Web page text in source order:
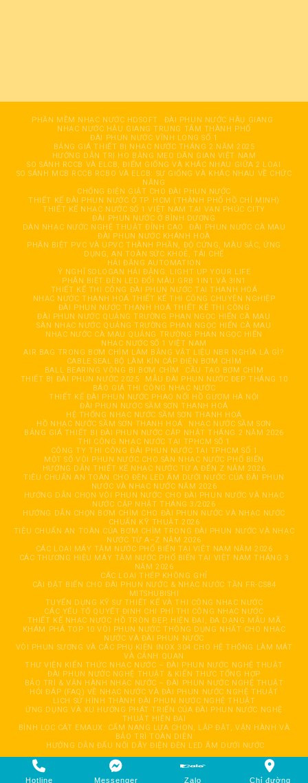
Hotline Messenger Zalo Chỉ đường
PHẦN MỀM NHẠC NƯỚC HDSOFT
ĐÀI PHUN NƯỚC HÂỤ GIANG
NHẠC NƯỚC HẬU GIANG TRUNG TÂM THÀNH PHỐ
ĐÀI PHUN NƯỚC VĨNH LONG SỐ 1
BẢNG GIÁ THIẾT BỊ NHẠC NƯỚC THÁNG 2 NĂM 2025
HƯỚNG DẪN TRỊ HO BẰNG MẸO DÂN GIAN VIỆT NAM
SO SÁNH RCCB VÀ ELCB, ĐIỂM GIỐNG VÀ KHÁC NHAU GIỮA 2 LOẠI
SO SÁNH MCB RCCB RCBO VÀ ELCB: SỰ GIỐNG VÀ KHÁC NHAU VỀ CHỨC
NĂNG
CHỐNG ĐIỆN GIẬT CHO ĐÀI PHUN NƯỚC
THIẾT KẾ ĐÀI PHUN NƯỚC Ở TP. HCM (THÀNH PHỐ HỒ CHÍ MINH)
THIẾT KẾ NHẠC NƯỚC SỐ 1 VIỆT NAM TẠI VẠN PHÚC CITY
ĐÀI PHUN NƯỚC Ở BÌNH DƯƠNG
DÀN NHẠC NƯỚC NGHỆ THUẬT ĐỈNH CAO
ĐÀI PHUN NƯỚC CÀ MAU
ĐÀI PHUN NƯỚC KHÁNH HOÀ
PHÂN BIỆT PVC VÀ UPVC THÀNH PHẦN, ĐỘ CỨNG, MÀU SẮC, ỨNG
DỤNG, AN TOÀN SỨC KHOẺ, TÁI CHẾ
HẢI ĐĂNG AUTOMATION
Ý NGHĨ SOLOGAN HẢI ĐĂNG: LIGHT UP YOUR LIFE
PHÂN BIỆT ĐÈN LED ĐỔI MÀU GRB 1IN1 VÀ 3IN1
THIẾT KẾ THI CÔNG ĐÀI PHUN NƯỚC TẠI THANH HOÁ
NHẠC NƯỚC THANH HOÁ THIẾT KẾ THI CÔNG CHUYÊN NGHIỆP
ĐÀI PHUN NƯỚC THANH HOÁ THIẾT KẾ THI CÔNG
ĐÀI PHUN NƯỚC QUẢNG TRƯỜNG PHAN NGỌC HIỂN CÀ MAU
SÀN NHẠC NƯỚC QUẢNG TRƯỜNG PHAN NGỌC HIỂN CÀ MAU
NHẠC NƯỚC CÀ MAU QUẢNG TRƯỜNG PHAN NGỌC HIỂN
NHẠC NƯỚC SỐ 1 VIỆT NAM
AIR BAG TRONG BƠM CHÌM LÀM BẰNG VẬT LIỆU NBR NGHĨA LÀ GÌ?
CABLE SEAL BỘ LÀM KÍN CÁP ĐIỆN BƠM CHÌM
BALL BEARING VÒNG BI BƠM CHÌM
CẦU TẠO BƠM CHÌM
THIẾT BỊ ĐÀI PHUN NƯỚC 2025
MẪU ĐÀI PHUN NƯỚC ĐẸP THÁNG 10
BÁO GIÁ THI CÔNG NHẠC NƯỚC
THIẾT KẾ ĐÀI PHUN NƯỚC PHAO NỔI HỒ GƯƠM HÀ NỘI
ĐÀI PHUN NƯỚC SẦM SƠN THANH HOÁ
HỆ THỐNG NHẠC NƯỚC SẦM SƠN THANH HOÁ
HỒ NHẠC NƯỚC SẦM SƠN THANH HOÁ
NHẠC NƯỚC SẦM SƠN
BẢNG GIÁ THIẾT BỊ ĐÀI PHUN NƯỚC CẬP NHẬT THÁNG 2 NĂM 2026
THI CÔNG NHẠC NƯỚC TẠI TPHCM SỐ 1
CÔNG TY THI CÔNG ĐÀI PHUN NƯỚC TẠI TPHCM SỐ 1
MỘT SỐ VÒI PHUN NƯỚC CHO SÀN NHẠC NƯỚC PHỔ BIẾN
HƯỚNG DẪN THIẾT KẾ NHẠC NƯỚC TỪ A ĐẾN Z NĂM 2026
TIÊU CHUẨN AN TOÀN CHO ĐÈN LED ÂM DƯỚI NƯỚC CỦA ĐÀI PHUN
NƯỚC VÀ NHẠC NƯỚC NĂM 2026
HƯỚNG DẪN CHỌN VÒI PHUN NƯỚC CHO ĐÀI PHUN NƯỚC VÀ NHẠC
NƯỚC CẬP NHẬT THÁNG 3/2026
HƯỚNG DẪN CHỌN BƠM CHÌM CHO ĐÀI PHUN NƯỚC VÀ NHẠC NƯỚC
CHUẨN KỸ THUẬT 2026
TIÊU CHUẨN AN TOÀN CỦA BƠM CHÌM TRONG ĐÀI PHUN NƯỚC VÀ NHẠC
NƯỚC TỪ A–Z NĂM 2026
CÁC LOẠI MÁY TĂM NƯỚC PHỔ BIẾN TẠI VIỆT NAM NĂM 2026
CÁC THƯƠNG HIỆU MÁY TĂM NƯỚC PHỔ BIẾN TẠI VIỆT NAM THÁNG 3
NĂM 2026
CÁC LOẠI THÉP KHÔNG GHỈ
CÀI ĐẶT BIẾN CHO ĐÀI PHUN NƯỚC & NHẠC NƯỚC TẦN FR-CS84
MITSHUBISHI
TUYỂN DỤNG KỸ SƯ THIẾT KẾ VÀ THI CÔNG NHẠC NƯỚC
CÁC YẾU TỐ QUYẾT ĐỊNH CHI PHÍ THI CÔNG NHẠC NƯỚC
THIẾT KẾ NHẠC NƯỚC HỒ TRÒN ĐẸP, HIỆN ĐẠI, ĐA DẠNG MẪU MÃ
KHÁM PHÁ TOP 10 VÒI PHUN NƯỚC THÔNG DỤNG NHẤT CHO NHẠC
NƯỚC VÀ ĐÀI PHUN NƯỚC
VÒI PHUN SƯƠNG VÀ CÁC PHỤ KIỆN INOX 304 CHO HỆ THỐNG LÀM MÁT
VÀ CẢNH QUAN
THƯ VIỆN KIẾN THỨC NHẠC NƯỚC – ĐÀI PHUN NƯỚC NGHỆ THUẬT
ĐÀI PHUN NƯỚC NGHỆ THUẬT & KIẾN THỨC TỔNG HỢP
BẢO TRÌ & VẬN HÀNH NHẠC NƯỚC – ĐÀI PHUN NƯỚC NGHỆ THUẬT
HỎI ĐÁP (FAQ) VỀ NHẠC NƯỚC VÀ ĐÀI PHUN NƯỚC NGHỆ THUẬT
LỊCH SỬ HÌNH THÀNH ĐÀI PHUN NƯỚC NGHỆ THUẬT
ỨNG DỤNG VÀ XU HƯỚNG PHÁT TRIỂN CỦA ĐÀI PHUN NƯỚC NGHỆ
THUẬT HIỆN ĐẠI
BÌNH LỌC CÁT EMAUX: CẨM NANG LỰA CHỌN, LẮP ĐẶT, VẬN HÀNH VÀ
BẢO TRÌ TOÀN DIỆN
HƯỚNG DẪN ĐẤU NỐI DÂY ĐIỆN ĐÈN LED ÂM DƯỚI NƯỚC
Copyright 2026 © CÔNG TY TNHH TỰ ĐỘNG HOÁ GIẢI TRÍ HẢI ĐĂNG. All
rights reserved. Design byHaiDang